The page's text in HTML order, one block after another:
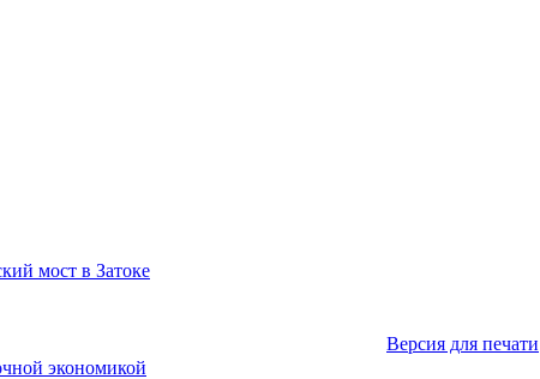
мост в Затоке
Версия для печати
экономикой